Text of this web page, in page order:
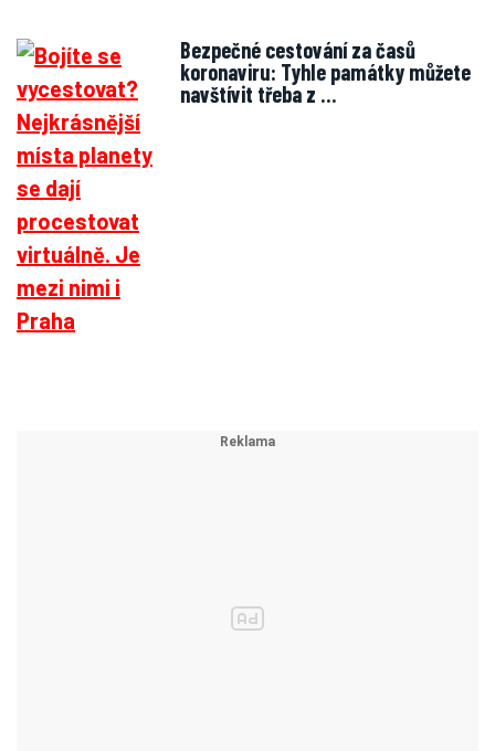
Bezpečné cestování za časů
koronaviru: Tyhle památky můžete
navštívit třeba z …